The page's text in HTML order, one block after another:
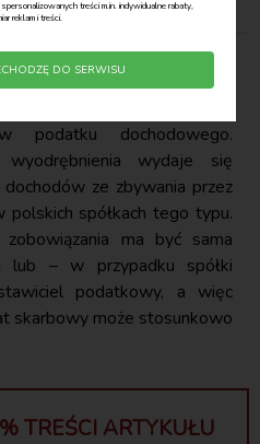
treści m.in. indywidualne rabaty,
reklam i treści.
DO SERWISU
podatku dochodowego.
wydaje się
ze zbywania przez
polskich spółkach tego typu.
zobowiązania ma być sama
lub – w przypadku spółki
podatkowy, a więc
skarbowy może stosunkowo
TREŚCI ARTYKUŁU